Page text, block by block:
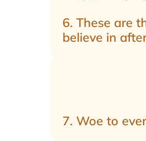
6. These are
believe in
7. Woe to